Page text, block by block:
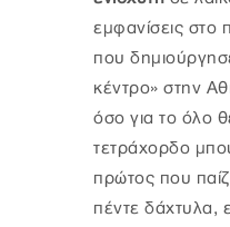
εμφανίσεις στο
που
κέντρο» στην
όσο για το όλο
τετράχορδο
πρώτος που
πέντε δάχτυλα,